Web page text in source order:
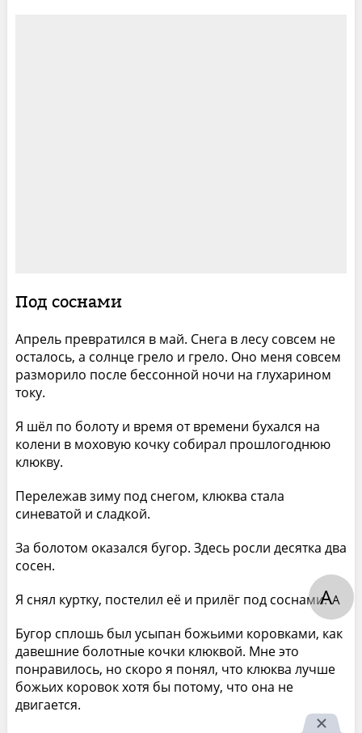
Под соснами
Апрель превратился в май. Снега в лесу совсем не
осталось, а солнце грело и грело. Оно меня совсем
разморило после бессонной ночи на глухарином
току.
Я шёл по болоту и время от времени бухался на
колени в моховую кочку собирал прошлогоднюю
клюкву.
Перележав зиму под снегом, клюква стала
синеватой и сладкой.
За болотом оказался бугор. Здесь росли десятка два
сосен.
Я снял куртку, постелил её и прилёг под соснами.
Бугор сплошь был усыпан божьими коровками, как
давешние болотные кочки клюквой. Мне это
понравилось, но скоро я понял, что клюква лучше
божьих коровок хотя бы потому, что она не
двигается.
АА